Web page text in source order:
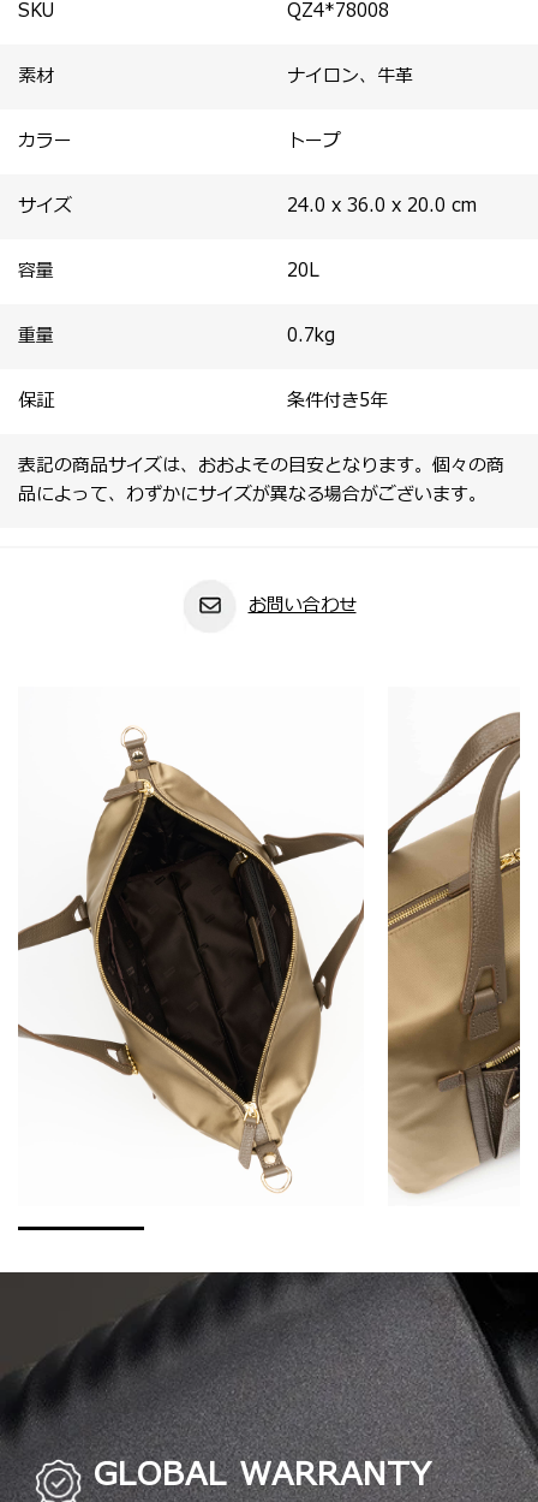
・スーツケースにセットアップ可能なスマートスリーブを
SKU QZ4*78008
素材 ナイロン、牛革
カラー トープ
サイズ 24.0 x 36.0 x 20.0 cm
容量 20L
重量 0.7kg
保証 条件付き5年
表記の商品サイズは、おおよその目安となります。個々の商
品によって、わずかにサイズが異なる場合がございます。
お問い合わせ
GLOBAL WARRANTY